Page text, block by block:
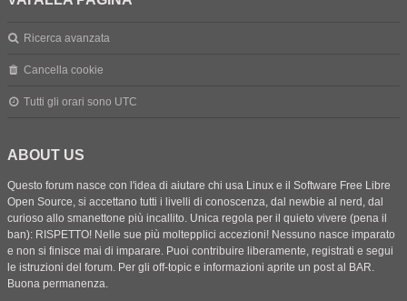
Ricerca avanzata
Cancella cookie
Tutti gli orari sono UTC
ABOUT US
Questo forum nasce con l'idea di aiutare chi usa Linux e il Software Free Libre
Open Source, si accettano tutti i livelli di conoscenza, dal newbie al nerd, dal
curioso allo smanettone più incallito. Unica regola per il quieto vivere (pena il
ban): RISPETTO! Nelle sue più moltepplici accezioni! Nessuno nasce imparato
e non si finisce mai di imparare. Puoi contribuire liberamente, registrati e segui
le istruzioni del forum. Per gli off-topic e informazioni aprite un post al BAR.
Buona permanenza.